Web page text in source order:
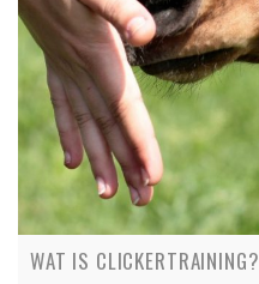
WAT IS CLICKERTRAINING?